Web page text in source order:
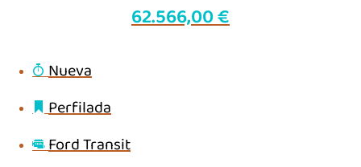
62.566,00€
Nueva
Perfilada
Ford Transit